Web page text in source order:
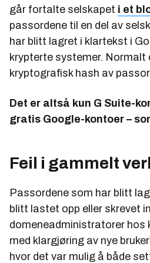
går fortalte selskapet i et
passordene til en del av
har blitt lagret i klartekst i
krypterte systemer. Normalt
kryptografisk hash av
Det er altså kun G Suite-
gratis Google-kontoer –
Feil i gammelt
Passordene som har blitt
blitt lastet opp eller skrevet
domeneadministratorer hos
med klargjøring av nye
hvor det var mulig å både